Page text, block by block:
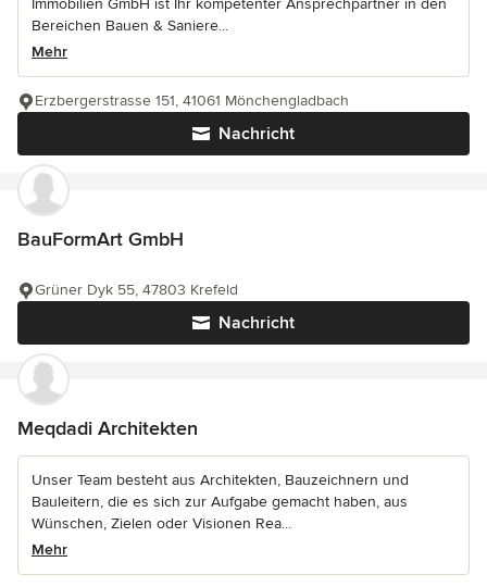
Immobilien GmbH ist Ihr kompetenter Ansprechpartner in den
Bereichen Bauen & Saniere...
Mehr
Nachricht
Erzbergerstrasse 151, 41061 Mönchengladbach
BauFormArt GmbH
Nachricht
Grüner Dyk 55, 47803 Krefeld
Meqdadi Architekten
Unser Team besteht aus Architekten, Bauzeichnern und
Bauleitern, die es sich zur Aufgabe gemacht haben, aus
Wünschen, Zielen oder Visionen Rea...
Mehr